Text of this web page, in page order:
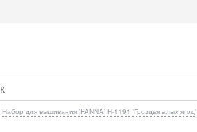
Набор для вышивания 'PANNA' Н-1191 'Гроздья алых ягод'